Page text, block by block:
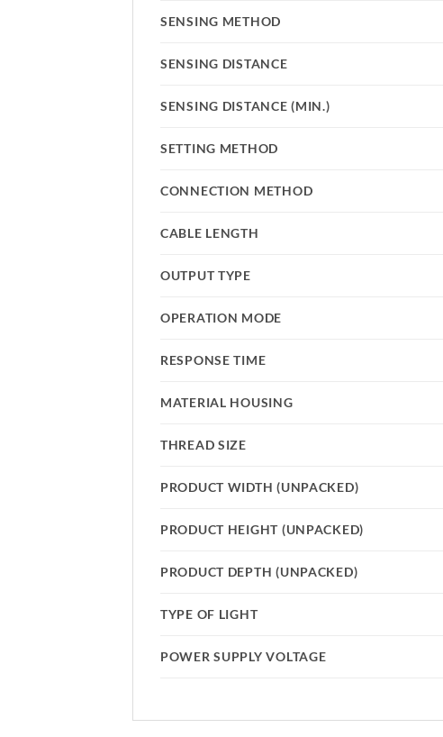
SENSING METHOD
SENSING DISTANCE
SENSING DISTANCE (MIN.)
SETTING METHOD
CONNECTION METHOD
CABLE LENGTH
OUTPUT TYPE
OPERATION MODE
RESPONSE TIME
MATERIAL HOUSING
THREAD SIZE
PRODUCT WIDTH (UNPACKED)
PRODUCT HEIGHT (UNPACKED)
PRODUCT DEPTH (UNPACKED)
TYPE OF LIGHT
POWER SUPPLY VOLTAGE